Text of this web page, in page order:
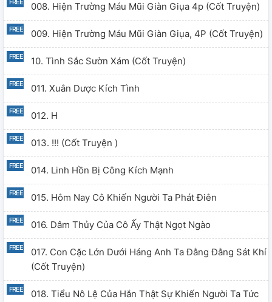
008. Hiện Trường Máu Mũi Giàn Giụa 4p (cốt Truyện)
009. Hiện Trường Máu Mũi Giàn Giụa, 4P (cốt Truyện)
10. Tình Sắc Sườn Xám (cốt Truyện)
011. Xuân Dược Kích Tình
012. H
013. !!! (cốt Truyện )
014. Linh Hồn Bị Công Kích Mạnh
015. Hôm Nay Cô Khiến Người Ta Phát Điên
016. Dâm Thủy Của Cô Ấy Thật Ngọt Ngào
017. Con Cặc Lớn Dưới Háng Anh Ta Đằng Đằng Sát Khí
(cốt Truyện)
018. Tiểu Nô Lệ Của Hắn Thật Sự Khiến Người Ta Tức